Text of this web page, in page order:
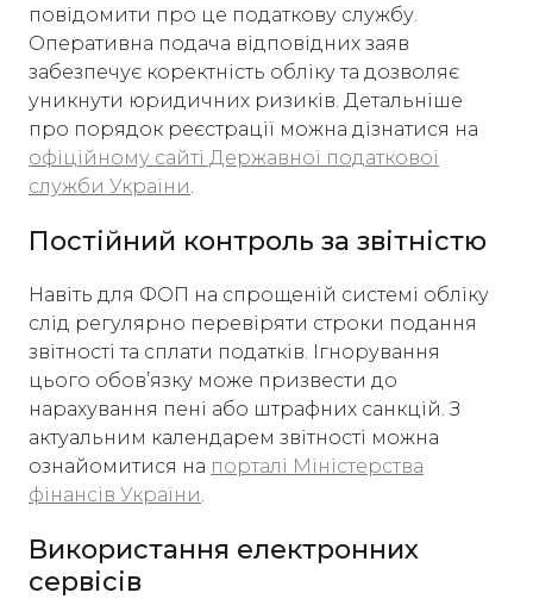
повідомити про це податкову службу.
Оперативна подача відповідних заяв
забезпечує коректність обліку та дозволяє
уникнути юридичних ризиків. Детальніше
про порядок реєстрації можна дізнатися на
офіційному сайті Державної податкової
служби України.
Постійний контроль за звітністю
Навіть для ФОП на спрощеній системі обліку
слід регулярно перевіряти строки подання
звітності та сплати податків. Ігнорування
цього обов’язку може призвести до
нарахування пені або штрафних санкцій. З
актуальним календарем звітності можна
ознайомитися на порталі Міністерства
фінансів України.
Використання електронних
сервісів